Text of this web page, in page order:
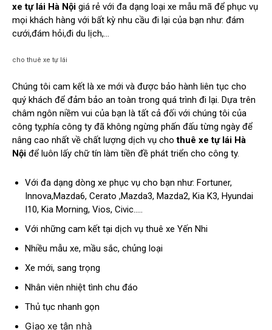
xe tự lái Hà Nội giá rẻ với đa dạng loại xe mẫu mã để phục vụ
mọi khách hàng với bất kỳ nhu cầu đi lại của bạn như: đám
cưới,đám hỏi,đi du lịch,…
cho thuê xe tự lái
Chúng tôi cam kết là xe mới và được bảo hành liên tục cho
quý khách để đảm bảo an toàn trong quá trình đi lại. Dựa trên
châm ngôn niềm vui của bạn là tất cả đối với chúng tôi của
công ty,phía công ty đã không ngừng phấn đấu từng ngày để
nâng cao nhất về chất lượng dịch vụ chothuê xe tự lái Hà
Nội để luôn lấy chữ tín làm tiền đề phát triển cho công ty.
Với đa dạng dòng xe phục vụ cho bạn như: Fortuner,
Innova,Mazda6, Cerato ,Mazda3, Mazda2, Kia K3, Hyundai
I10, Kia Morning, Vios, Civic…..
Với những cam kết tại dịch vụ thuê xe Yến Nhi
Nhiều mẫu xe, mầu sắc, chủng loại
Xe mới, sang trọng
Nhân viên nhiệt tình chu đáo
Thủ tục nhanh gọn
Giao xe tận nhà